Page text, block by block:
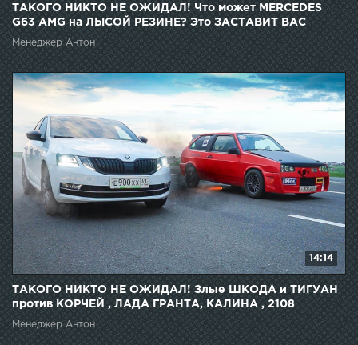
ТАКОГО НИКТО НЕ ОЖИДАЛ! Что может MERCEDES
G63 AMG на ЛЫСОЙ РЕЗИНЕ? Это ЗАСТАВИТ ВАС
СМЕНИТЬ РЕЗИНУ.
Менеджер Антон
14:14
ТАКОГО НИКТО НЕ ОЖИДАЛ! Злые ШКОДА и ТИГУАН
против КОРЧЕЙ , ЛАДА ГРАНТА, КАЛИНА , 2108
Менеджер Антон